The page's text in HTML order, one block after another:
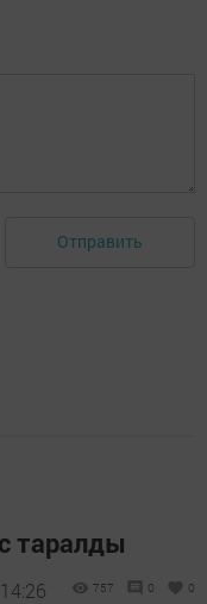
Отправить
таралды
757 0 0